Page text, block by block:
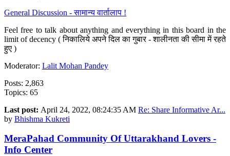
General Discussion - सामान्य वार्तालाप !
Feel free to talk about anything and everything in this board in the
limit of decency ( निकालिये अपने दिल का गुबार - शालीनता की सीमा में रहते
हुए )
Moderator: Lalit Mohan Pandey
Posts: 2,863
Topics: 65
Last post: April 24, 2022, 08:24:35 AM Re: Share Informative Ar...
by Bhishma Kukreti
MeraPahad Community Of Uttarakhand Lovers -
Info Center